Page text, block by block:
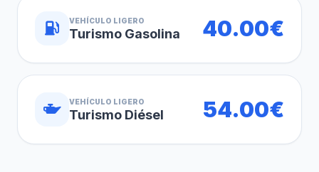
VEHÍCULO LIGERO
Turismo Gasolina 40.00€
VEHÍCULO LIGERO
Turismo Diésel 54.00€